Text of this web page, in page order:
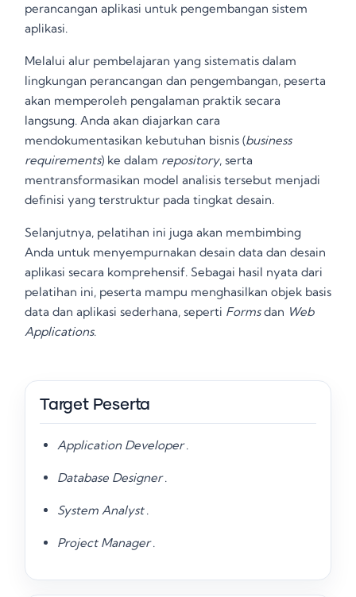
perancangan aplikasi untuk pengembangan sistem
aplikasi.
Melalui alur pembelajaran yang sistematis dalam
lingkungan perancangan dan pengembangan, peserta
akan memperoleh pengalaman praktik secara
langsung. Anda akan diajarkan cara
mendokumentasikan kebutuhan bisnis (business
requirements) ke dalam repository, serta
mentransformasikan model analisis tersebut menjadi
definisi yang terstruktur pada tingkat desain.
Selanjutnya, pelatihan ini juga akan membimbing
Anda untuk menyempurnakan desain data dan desain
aplikasi secara komprehensif. Sebagai hasil nyata dari
pelatihan ini, peserta mampu menghasilkan objek basis
data dan aplikasi sederhana, seperti Formsdan Web
Applications.
Target Peserta
Application Developer .
Database Designer .
System Analyst .
Project Manager .